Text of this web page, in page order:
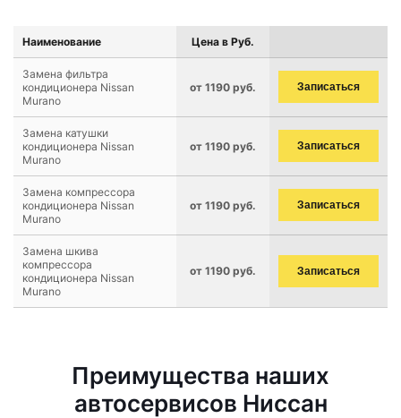
Наименование Цена в Руб.
Замена фильтра
кондиционера Nissan
Murano
от 1190 руб. Записаться
Замена катушки
кондиционера Nissan
Murano
от 1190 руб. Записаться
Замена компрессора
кондиционера Nissan
Murano
от 1190 руб. Записаться
Замена шкива
компрессора
кондиционера Nissan
Murano
от 1190 руб. Записаться
Преимущества наших
автосервисов Ниссан